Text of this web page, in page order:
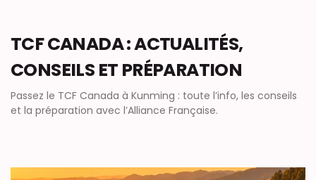
TCF CANADA : ACTUALITÉS,
CONSEILS ET PRÉPARATION
Passez le TCF Canada à Kunming : toute l’info, les conseils
et la préparation avec l’Alliance Française.